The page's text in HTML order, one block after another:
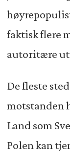
faktisk flere
autoritære
De fleste
motstanden
Land som
Polen kan